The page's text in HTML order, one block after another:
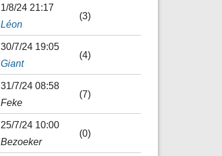
1/8/24 21:17
Léon
(3)
30/7/24 19:05
Giant
(4)
31/7/24 08:58
Feke
(7)
25/7/24 10:00
Bezoeker
(0)